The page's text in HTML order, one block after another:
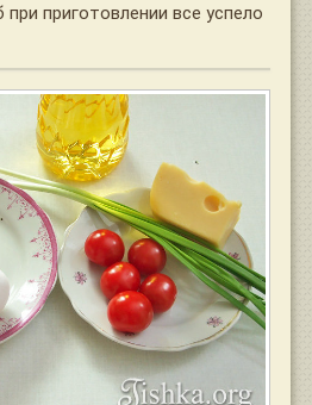
приготовлении все успело